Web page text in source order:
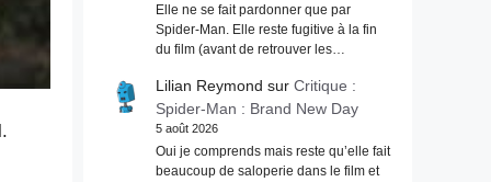
Elle ne se fait pardonner que par
Spider-Man. Elle reste fugitive à la fin
du film (avant de retrouver les…
Lilian Reymond sur Critique :
Spider-Man : Brand New Day
5 août 2026
Oui je comprends mais reste qu’elle fait
beaucoup de saloperie dans le film et